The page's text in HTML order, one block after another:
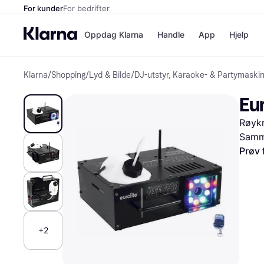
For kunderFor bedrifter
Oppdag Klarna
Betal nå
Betal i 3
Betal innen
Finansiering
Handle
Butikker
App Hjelp
Klarna/Shopping/Lyd & Bilde/DJ-utstyr, Karaoke- &
+2
Prøv